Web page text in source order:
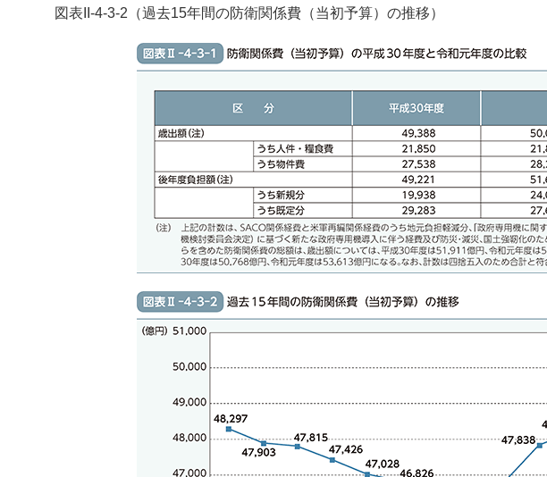
図表II-4-3-2（過去15年間の防衛関係費（当初予算）の推移）